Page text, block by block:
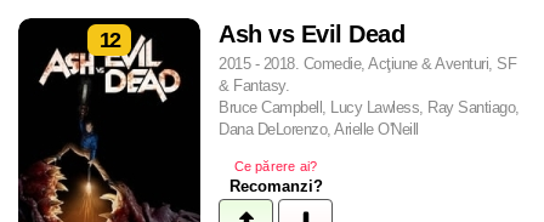
12 Ash vs Evil Dead
2015 - 2018. Comedie, Acţiune & Aventuri, SF
& Fantasy.
Bruce Campbell, Lucy Lawless, Ray Santiago,
Dana DeLorenzo, Arielle O'Neill
Ce părere ai?
Recomanzi?